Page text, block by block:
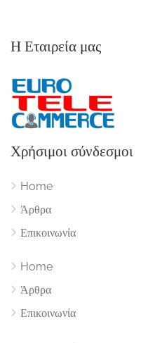
Η Εταιρεία μας
Χρήσιμοι σύνδεσμοι
Home
Άρθρα
Επικοινωνία
Home
Άρθρα
Επικοινωνία